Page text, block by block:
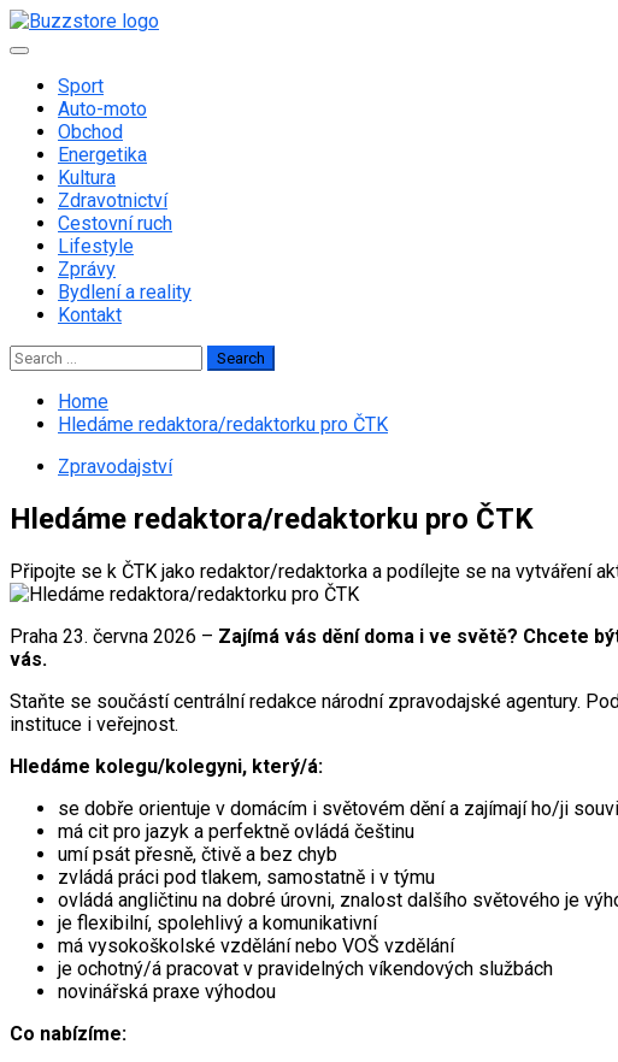
Skip
to
Primary
Sport
Auto-moto
Obchod
Energetika
Kultura
Zdravotnictví
Cestovní ruch
Lifestyle
Zprávy
Bydlení a reality
Kontakt
Search
for:
Home
Hledáme redaktora/redaktorku pro ČTK
Zpravodajství
Hledáme redaktora/redaktorku pro ČTK
Připojte se k ČTK jako redaktor/redaktorka a podílejte se na vytváření
Praha 23. června 2026 – Zajímá vás dění doma i ve světě? Chcete
vás.
Staňte se součástí centrální redakce národní zpravodajské agentury.
instituce i veřejnost.
Hledáme kolegu/kolegyni, který/á:
se dobře orientuje v domácím i světovém dění a zajímají ho/ji
má cit pro jazyk a perfektně ovládá češtinu
umí psát přesně, čtivě a bez chyb
zvládá práci pod tlakem, samostatně i v týmu
ovládá angličtinu na dobré úrovni, znalost dalšího světového je
je flexibilní, spolehlivý a komunikativní
má vysokoškolské vzdělání nebo VOŠ vzdělání
je ochotný/á pracovat v pravidelných víkendových službách
novinářská praxe výhodou
Co nabízíme: